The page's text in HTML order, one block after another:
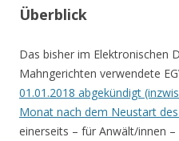
Überblick
Das bisher im Elektronischen
Mahngerichten verwendete
01.01.2018 abgekündigt
Monat nach dem Neustart des
einerseits – für Anwält/innen